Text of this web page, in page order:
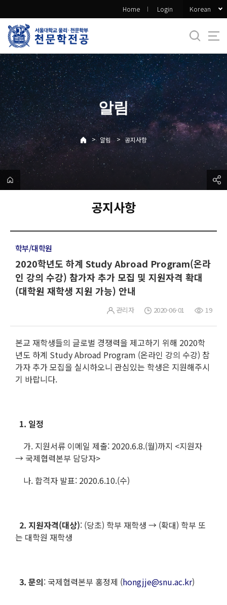
로
메
뉴
Home Login Korean
알림
> 알림 > 공지사항
공지사항
학부/대학원
2020학년도 하계 Study Abroad Program(온라
인 강의 수강) 참가자 추가 모집 및 지원자격 확대
(대학원 재학생 지원 가능) 안내
관리자 2020-06-01 19
본교 재학생들의 글로벌 경쟁력을 제고하기 위해 2020학
년도 하계 Study Abroad Program (온라인 강의 수강) 참
가자 추가 모집을 실시하오니 관심있는 학생은 지원해주시
기 바랍니다.
1. 일정
가. 지원서류 이메일 제출: 2020.6.8.(월)까지 <지원자
→ 국제협력본부 담당자>
나. 합격자 발표: 2020.6.10.(수)
2. 지원자격(대상): (당초) 학부 재학생 → (확대) 학부 또
는 대학원 재학생
3. 문의: 국제협력본부 홍정제 (hongjje@snu.ac.kr)